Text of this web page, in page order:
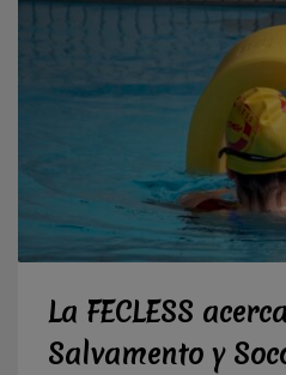
La FECLESS
Salvamento y